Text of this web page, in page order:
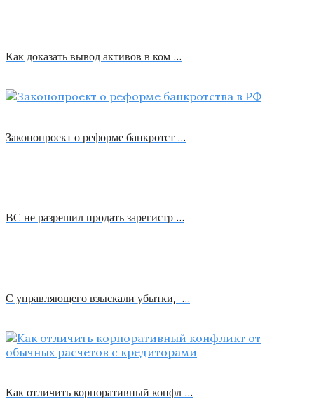
Как доказать вывод активов в ком …
Законопроект о реформе банкротст …
ВС не разрешил продать зарегистр …
С управляющего взыскали убытки, …
Как отличить корпоративный конфл …